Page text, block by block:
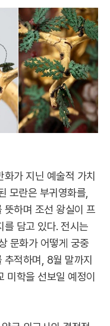
가 지닌 예술적 가치
모란은 부귀영화를,
뜻하며 조선 왕실이 프
를 담고 있다. 전시는
문화가 어떻게 궁중
적하며, 8월 말까지
미학을 선보일 예정이